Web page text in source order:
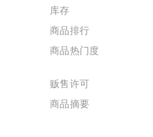
库存
商品排行
商品热门度
贩售许可
商品摘要